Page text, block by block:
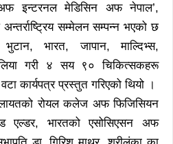
अफ इन्टरनल मेडिसिन अफ नेपाल’,
सम्मेलन सम्पन्न भएको छ
भारत, जापान, माल्दिभ्स,
गरी ४ सय ९० चिकित्सकहरू
कार्यपत्र प्रस्तुत गरिएको थियो ।
रोयल कलेज अफ फिजिसियन
एल्डर, भारतको एसोसिएसन अफ